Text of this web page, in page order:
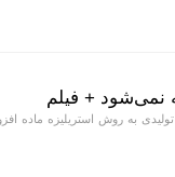
نمی‌شود + فیلم
به روش استریلیزه ماده